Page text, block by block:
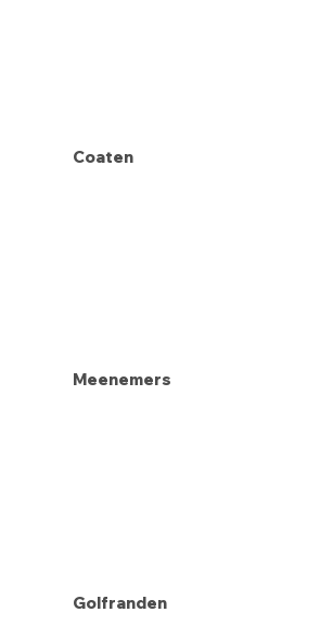
Coaten
Meenemers
Golfranden